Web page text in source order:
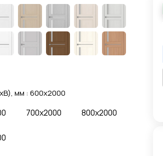
мм : 600x2000
700x2000 800x2000